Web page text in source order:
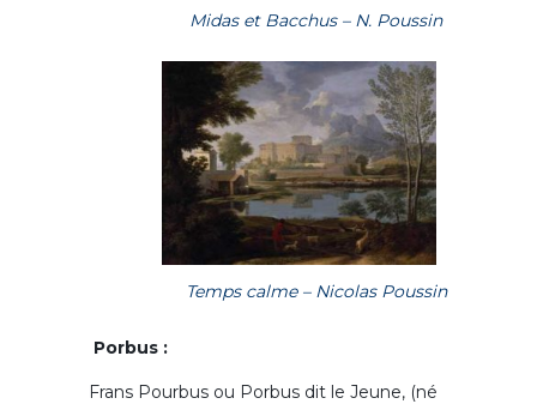
Midas et Bacchus – N. Poussin
Temps calme – Nicolas Poussin
Porbus :
Frans Pourbus ou Porbus dit le Jeune, (né